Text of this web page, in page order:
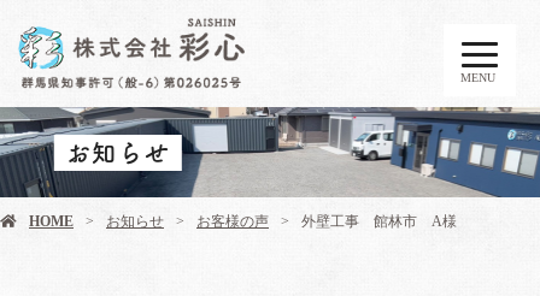
MENU
お知らせ
HOME お知らせ お客様の声 外壁工事 館林市 A様